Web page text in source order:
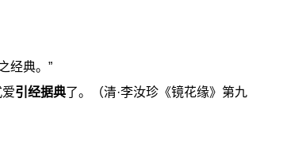
经典。”
引经据典了。（清·李汝珍《镜花缘》第九